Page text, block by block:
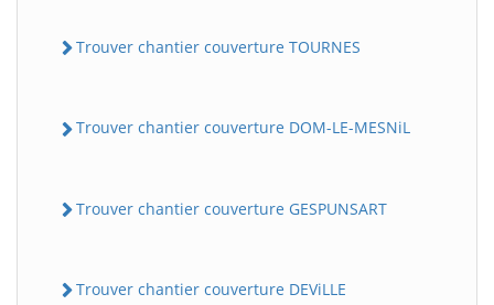
Trouver chantier couverture TOURNES
Trouver chantier couverture DOM-LE-MESNiL
Trouver chantier couverture GESPUNSART
Trouver chantier couverture DEViLLE